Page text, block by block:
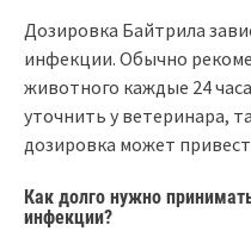
Дозировка Байтрила
инфекции. Обычно
животного каждые 24
уточнить у ветеринара,
дозировка может
Как долго нужно
инфекции?